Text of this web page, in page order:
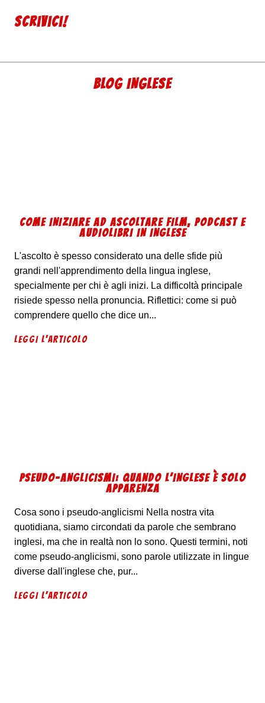
Scrivici!
BLOG INGLESE
COME INIZIARE AD ASCOLTARE FILM, PODCAST E
AUDIOLIBRI IN INGLESE
L'ascolto è spesso considerato una delle sfide più
grandi nell'apprendimento della lingua inglese,
specialmente per chi è agli inizi. La difficoltà principale
risiede spesso nella pronuncia. Riflettici: come si può
comprendere quello che dice un...
LEGGI L'ARTICOLO
PSEUDO-ANGLICISMI: QUANDO L’INGLESE È SOLO
APPARENZA
Cosa sono i pseudo-anglicismi Nella nostra vita
quotidiana, siamo circondati da parole che sembrano
inglesi, ma che in realtà non lo sono. Questi termini, noti
come pseudo-anglicismi, sono parole utilizzate in lingue
diverse dall'inglese che, pur...
LEGGI L'ARTICOLO